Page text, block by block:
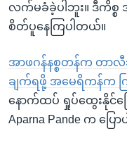
လက်မခံခဲ့ပါဘူး။ ဒီကိစ္စ
စိတ်ပူနေကြပါတယ်။
အာဖဂန်နစ္စတန်က တာလီ
ချက်ရဖို့ အမေရိကန်က
နောက်ထပ် ရှုပ်ထွေးနိုင်
Aparna Pande က ပြေ